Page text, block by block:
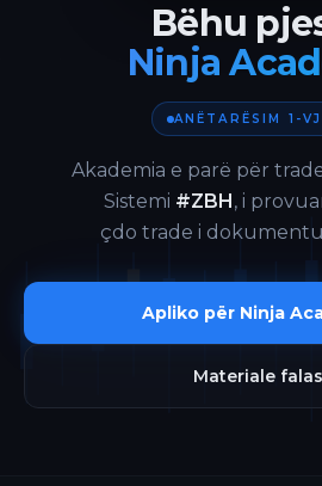
Bëhu
Ninja
ANËTARËSIM 1-
Akademia e parë për
Sistemi #ZBH, i
çdo trade i
Apliko për Ninja
Materiale falas